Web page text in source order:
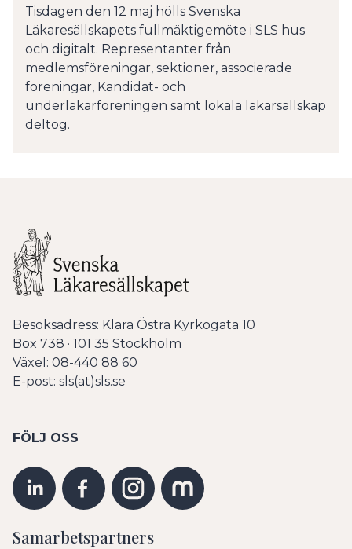
Tisdagen den 12 maj hölls Svenska
Läkaresällskapets fullmäktigemöte i SLS hus
och digitalt. Representanter från
medlemsföreningar, sektioner, associerade
föreningar, Kandidat- och
underläkarföreningen samt lokala läkarsällskap
deltog.
Besöksadress: Klara Östra Kyrkogata 10
Box 738 · 101 35 Stockholm
Växel: 08-440 88 60
E-post: sls(at)sls.se
FÖLJ OSS
Samarbetspartners